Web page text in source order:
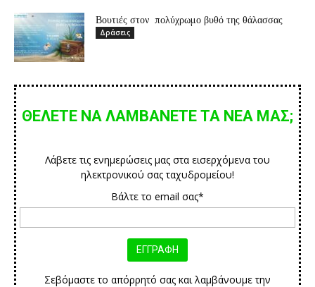
Βουτιές στον πολύχρωμο βυθό της θάλασσας
Δράσεις
ΘΕΛΕΤΕ ΝΑ ΛΑΜΒΑΝΕΤΕ ΤΑ ΝΕΑ ΜΑΣ;
Λάβετε τις ενημερώσεις μας στα εισερχόμενα του
ηλεκτρονικού σας ταχυδρομείου!
Βάλτε το email σας*
Σεβόμαστε το απόρρητό σας και λαμβάνουμε την